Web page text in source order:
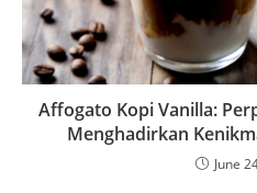
Affogato Kopi Vanilla:
Menghadirkan
June